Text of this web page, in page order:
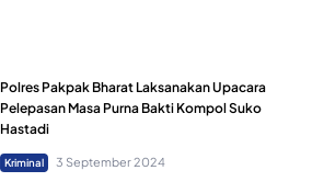
Polres Pakpak Bharat Laksanakan Upacara
Pelepasan Masa Purna Bakti Kompol Suko
Hastadi
Kriminal 3 September 2024